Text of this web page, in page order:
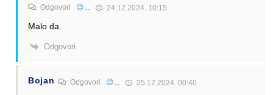
Odgovori 😉... 24.12.2024. 10:15
Malo da.
Odgovori
Bojan Odgovori 😉... 25.12.2024. 00:40